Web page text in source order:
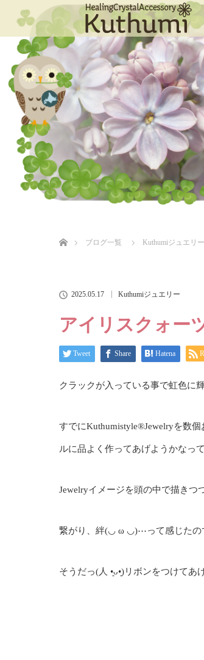
ブログ一覧
Kuthumiジュエリー
2025.05.17 Kuthumiジュエリー
アイリスクォー
Tweet Share Hatena
クラックが入っている事で虹色に
すでにKuthumistyle®Jewelryを数
ルに品よく作ってあげようかなって
Jewelryイメージを頭の中で描き
繋がり、絆(⁠◡⁠ ⁠ω⁠ ⁠◡⁠)⋯って感じたの
そうだっ(⁠人⁠ ⁠•͈⁠ᴗ⁠•͈⁠)リボンをつけてあ